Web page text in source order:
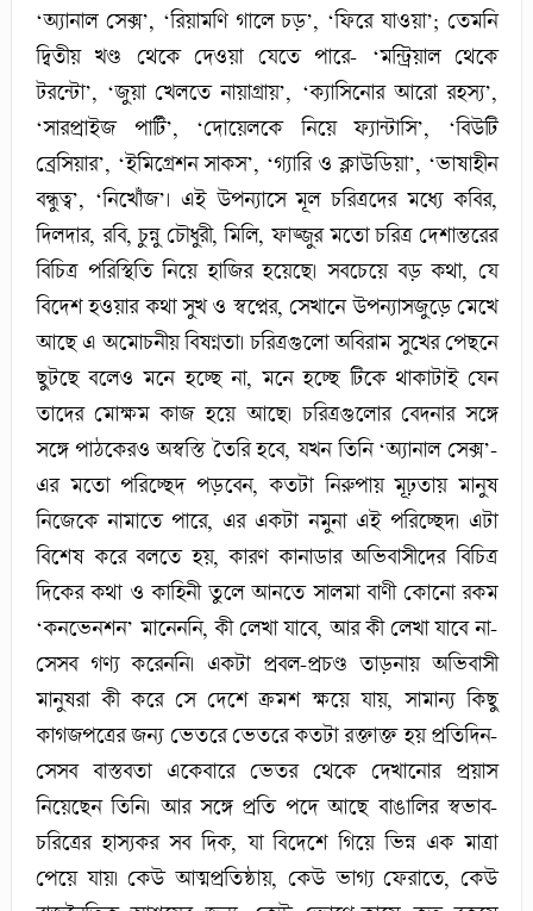
‘অ্যানাল সেক্স’, ‘রিয়ামণি গালে চড়’, ‘ফিরে যাওয়া’; তেমনি
দ্বিতীয় খণ্ড থেকে দেওয়া যেতে পারে- ‘মন্ট্রিয়াল থেকে
টরন্টো’, ‘জুয়া খেলতে নায়াগ্রায়’, ‘ক্যাসিনোর আরো রহস্য’,
‘সারপ্রাইজ পার্টি’, ‘দোয়েলকে নিয়ে ফ্যান্টাসি’, ‘বিউটি
ব্রেসিয়ার’, ‘ইমিগ্রেশন সাকস’, ‘গ্যারি ও ক্লাউডিয়া’, ‘ভাষাহীন
বন্ধুত্ব’, ‘নিখোঁজ’। এই উপন্যাসে মূল চরিত্রদের মধ্যে কবির,
দিলদার, রবি, চুন্নু চৌধুরী, মিলি, ফাজ্জুর মতো চরিত্র দেশান্তরের
বিচিত্র পরিস্থিতি নিয়ে হাজির হয়েছে। সবচেয়ে বড় কথা, যে
বিদেশ হওয়ার কথা সুখ ও স্বপ্নের, সেখানে উপন্যাসজুড়ে মেখে
আছে এ অমোচনীয় বিষণ্নতা। চরিত্রগুলো অবিরাম সুখের পেছনে
ছুটছে বলেও মনে হচ্ছে না, মনে হচ্ছে টিকে থাকাটাই যেন
তাদের মোক্ষম কাজ হয়ে আছে। চরিত্রগুলোর বেদনার সঙ্গে
সঙ্গে পাঠকেরও অস্বস্তি তৈরি হবে, যখন তিনি ‘অ্যানাল সেক্স’-
এর মতো পরিচ্ছেদ পড়বেন, কতটা নিরুপায় মূঢ়তায় মানুষ
নিজেকে নামাতে পারে, এর একটা নমুনা এই পরিচ্ছেদ। এটা
বিশেষ করে বলতে হয়, কারণ কানাডার অভিবাসীদের বিচিত্র
দিকের কথা ও কাহিনী তুলে আনতে সালমা বাণী কোনো রকম
‘কনভেনশন’ মানেননি, কী লেখা যাবে, আর কী লেখা যাবে না-
সেসব গণ্য করেননি। একটা প্রবল-প্রচণ্ড তাড়নায় অভিবাসী
মানুষরা কী করে সে দেশে ক্রমশ ক্ষয়ে যায়, সামান্য কিছু
কাগজপত্রের জন্য ভেতরে ভেতরে কতটা রক্তাক্ত হয় প্রতিদিন-
সেসব বাস্তবতা একেবারে ভেতর থেকে দেখানোর প্রয়াস
নিয়েছেন তিনি। আর সঙ্গে প্রতি পদে আছে বাঙালির স্বভাব-
চরিত্রের হাস্যকর সব দিক, যা বিদেশে গিয়ে ভিন্ন এক মাত্রা
পেয়ে যায়। কেউ আত্মপ্রতিষ্ঠায়, কেউ ভাগ্য ফেরাতে, কেউ